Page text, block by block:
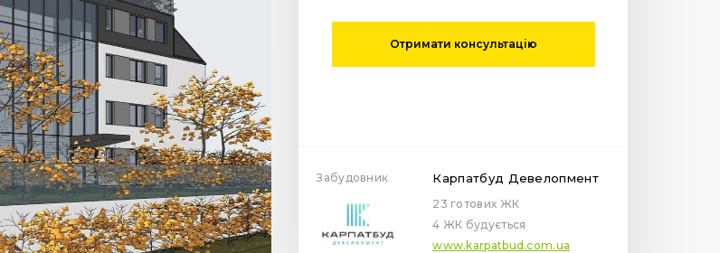
Отримати консультацію
Забудовник Карпатбуд Девелопмент
23 готових ЖК
4 ЖК будується
www.karpatbud.com.ua